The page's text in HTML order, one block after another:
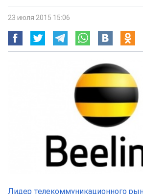
23 июля 2015 15:06
Лидер телекоммуникационного